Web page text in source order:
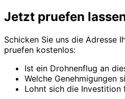
Jetzt pruefen
Schicken Sie uns die Adresse
pruefen kostenlos:
Ist ein Drohnenflug an
Welche Genehmigungen
Lohnt sich die Investition